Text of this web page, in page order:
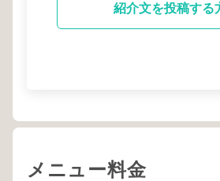
紹介文を投稿する
メニュー料金